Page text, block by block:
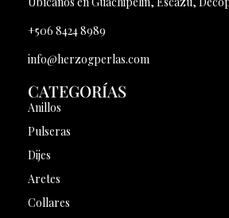
+506 8424 8989
info@herzogperlas.com
CATEGORÍAS
Anillos
Pulseras
Dijes
Aretes
Collares